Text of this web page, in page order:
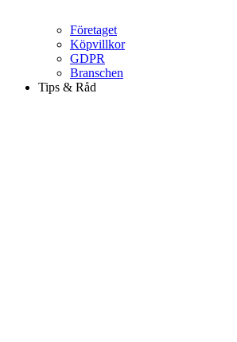
Företaget
Köpvillkor
GDPR
Branschen
Tips & Råd